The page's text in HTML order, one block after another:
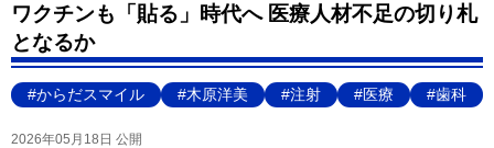
ワクチンも「貼る」時代へ 医療人材不足の切り札
となるか
#からだスマイル #木原洋美 #注射 #医療 #歯科
2026年05月18日 公開